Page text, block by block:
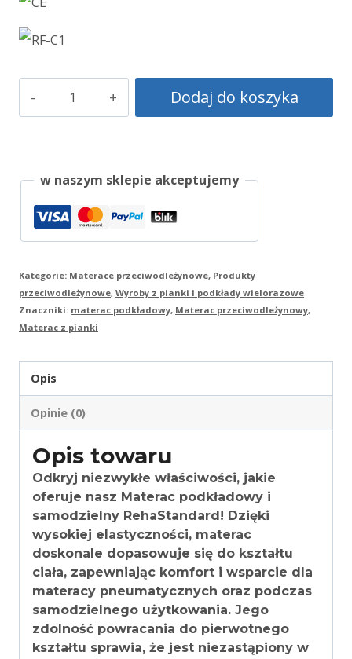
Materac
samodzielny
RehaStandard
Dodaj do koszyka
w naszym sklepie akceptujemy
Kategorie: Materace przeciwodleżynowe, Produkty
przeciwodleżynowe, Wyroby z pianki i podkłady wielorazowe
Znaczniki: materac podkładowy, Materac przeciwodleżynowy,
Materac z pianki
Opis
Opinie (0)
Opis towaru
Odkryj niezwykłe właściwości, jakie
oferuje nasz Materac podkładowy i
samodzielny RehaStandard! Dzięki
wysokiej elastyczności, materac
doskonale dopasowuje się do kształtu
ciała, zapewniając komfort i wsparcie dla
materacy pneumatycznych oraz podczas
samodzielnego użytkowania. Jego
zdolność powracania do pierwotnego
kształtu sprawia, że jest niezastąpiony w